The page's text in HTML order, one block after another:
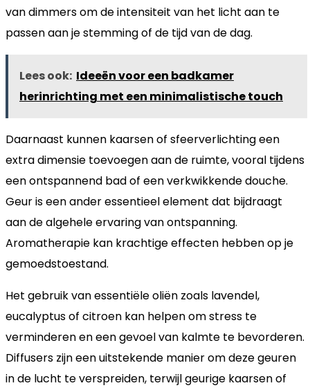
van dimmers om de intensiteit van het licht aan te
passen aan je stemming of de tijd van de dag.
Lees ook: Ideeën voor een badkamer
herinrichting met een minimalistische touch
Daarnaast kunnen kaarsen of sfeerverlichting een
extra dimensie toevoegen aan de ruimte, vooral tijdens
een ontspannend bad of een verkwikkende douche.
Geur is een ander essentieel element dat bijdraagt
aan de algehele ervaring van ontspanning.
Aromatherapie kan krachtige effecten hebben op je
gemoedstoestand.
Het gebruik van essentiële oliën zoals lavendel,
eucalyptus of citroen kan helpen om stress te
verminderen en een gevoel van kalmte te bevorderen.
Diffusers zijn een uitstekende manier om deze geuren
in de lucht te verspreiden, terwijl geurige kaarsen of